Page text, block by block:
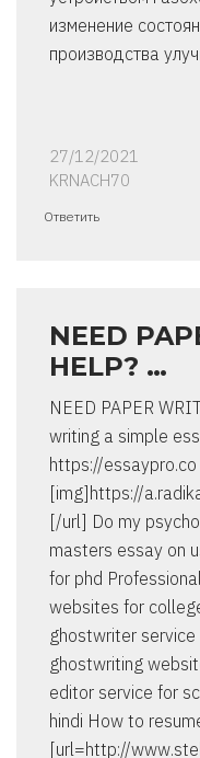
изменение
производства
27/12/2021
KRNACH70
Ответить
NEED
HELP? …
NEED PAPER
writing a simple
https://
[img]https://
[/url] Do my
masters essay on
for phd
websites for
ghostwriter
ghostwriting
editor service for
hindi How to
[url=http://